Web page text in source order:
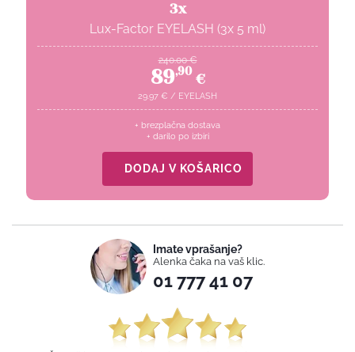
3x
Lux-Factor EYELASH (3x 5 ml)
240.00 €
89,90 €
29.97 € / EYELASH
+ brezplačna dostava
+ darilo po izbiri
DODAJ V KOŠARICO
Imate vprašanje?
Alenka čaka na vaš klic.
01 777 41 07